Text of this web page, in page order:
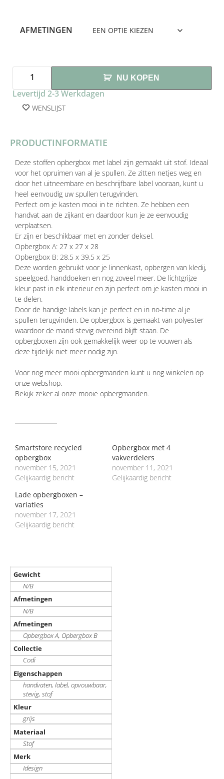
AFMETINGEN
NU KOPEN
Levertijd 2-3 Werkdagen
WENSLIJST
PRODUCTINFORMATIE
Deze stoffen opbergbox met label zijn gemaakt uit stof. Ideaal
voor het opruimen van al je spullen. Ze zitten netjes weg en
door het uitneembare en beschrijfbare label vooraan, kunt u
heel eenvoudig uw spullen terugvinden.
Perfect om je kasten mooi in te richten. Ze hebben een
handvat aan de zijkant en daardoor kun je ze eenvoudig
verplaatsen.
Er zijn er beschikbaar met en zonder deksel.
Opbergbox A: 27 x 27 x 28
Opbergbox B: 28.5 x 39.5 x 25
Deze worden gebruikt voor je linnenkast, opbergen van kledij,
speelgoed, handdoeken en nog zoveel meer. De lichtgrijze
kleur past in elk interieur en zijn perfect om je kasten mooi in
te delen.
Door de handige labels kan je perfect en in no-time al je
spullen terugvinden. De opbergbox is gemaakt van polyester
waardoor de mand stevig overeind blijft staan. De
opbergboxen zijn ook gemakkelijk weer op te vouwen als
deze tijdelijk niet meer nodig zijn.
Voor nog meer mooi opbergmanden kunt u nog winkelen op
onze webshop.
Bekijk zeker al onze mooie opbergmanden.
Smartstore recycled
opbergbox
november 15, 2021
Gelijkaardig bericht
Opbergbox met 4
vakverdelers
november 11, 2021
Gelijkaardig bericht
Lade opbergboxen –
variaties
november 17, 2021
Gelijkaardig bericht
Gewicht
N/B
Afmetingen
N/B
Afmetingen
Opbergbox A, Opbergbox B
Collectie
Codi
Eigenschappen
handvaten, label, opvouwbaar,
stevig, stof
Kleur
grijs
Materiaal
Stof
Merk
Idesign